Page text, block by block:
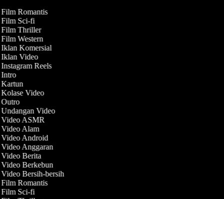
Film Romantis
Film Sci-fi
Film Thriller
Film Western
Iklan Komersial
Iklan Video
Instagram Reels
Intro
Kartun
Kolase Video
Outro
Undangan Video
Video ASMR
Video Alam
Video Android
Video Anggaran
Video Berita
Video Berkebun
Video Bersih-bersih
Film Romantis
Film Sci-fi